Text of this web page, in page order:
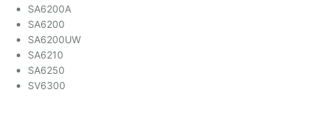
SA6200A
SA6200
SA6200UW
SA6210
SA6250
SV6300